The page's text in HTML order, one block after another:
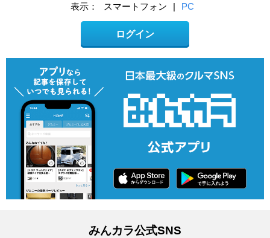
表示： スマートフォン | PC
ログイン
みんカラ公式SNS